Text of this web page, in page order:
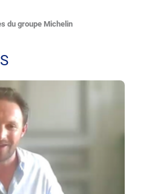
du groupe Michelin